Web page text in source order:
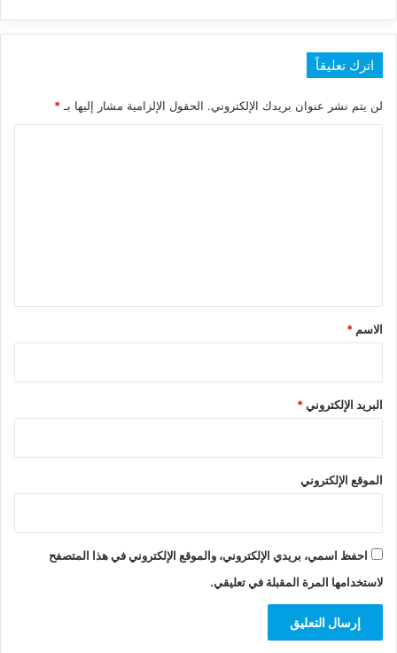
اترك تعليقاً
لن يتم نشر عنوان بريدك الإلكتروني. الحقول الإلزامية مشار إليها بـ *
*
الاسم *
البريد الإلكتروني*
الموقع الإلكتروني
احفظ اسمي، بريدي الإلكتروني، والموقع الإلكتروني في هذا المتصفح
لاستخدامها المرة المقبلة في تعليقي.